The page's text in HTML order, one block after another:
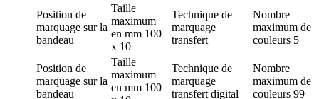
Position de
marquage sur la
bandeau
Taille
maximum
en mm 100
x 10
Technique de
marquage
transfert
Nombre
maximum de
couleurs 5
Position de
marquage sur la
bandeau
Taille
maximum
en mm 100
Technique de
marquage
transfert digital
Nombre
maximum de
couleurs 99